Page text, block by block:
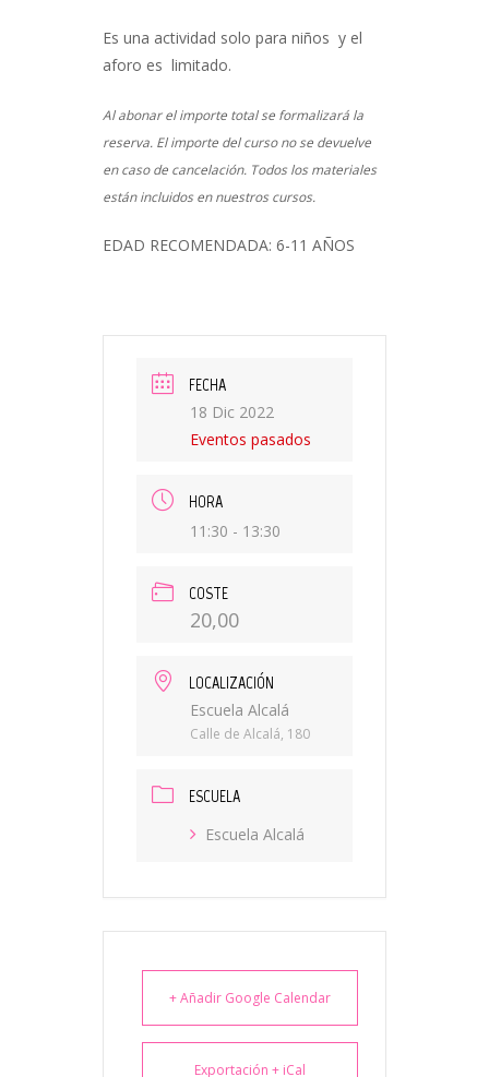
Es una actividad solo para niños y el
aforo es limitado.
Al abonar el importe total se formalizará la
reserva. El importe del curso no se devuelve
en caso de cancelación. Todos los materiales
están incluidos en nuestros cursos.
EDAD RECOMENDADA: 6-11 AÑOS
FECHA
18 Dic 2022
Eventos pasados
HORA
11:30 - 13:30
COSTE
20,00
LOCALIZACIÓN
Escuela Alcalá
Calle de Alcalá, 180
ESCUELA
Escuela Alcalá
+ Añadir Google Calendar
Exportación + iCal